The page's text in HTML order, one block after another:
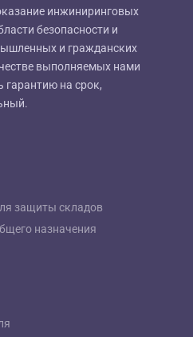
инжиниринговых
безопасности и
и гражданских
выполняемых нами
гарантию на срок,
защиты складов
назначения